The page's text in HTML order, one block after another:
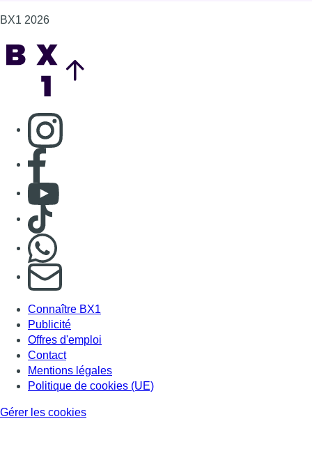
BX1 2026
Consulter page Instagram
Consulter page Facebook
Consulter Youtube
Consulter TikTok
S'abonner à notre newsletter
Connaître BX1
Publicité
Offres d'emploi
Contact
Mentions légales
Politique de cookies (UE)
Gérer les cookies